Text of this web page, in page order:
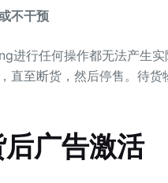
不干预
进行任何操作都无法产生实
直至断货，然后停售。待
广告激活